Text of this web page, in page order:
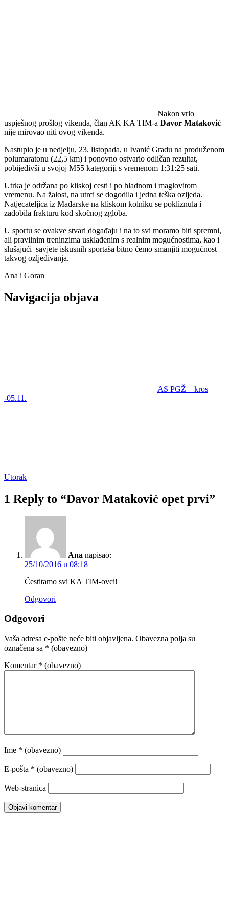
Nakon vrlo
uspješnog prošlog vikenda, član AK KA TIM-a Davor Mataković
nije mirovao niti ovog vikenda.
Nastupio je u nedjelju, 23. listopada, u Ivanić Gradu na produženom
polumaratonu (22,5 km) i ponovno ostvario odličan rezultat,
pobijedivši u svojoj M55 kategoriji s vremenom 1:31:25 sati.
Utrka je održana po kliskoj cesti i po hladnom i maglovitom
vremenu. Na žalost, na utrci se dogodila i jedna teška ozljeda.
Natjecateljica iz Mađarske na kliskom kolniku se pokliznula i
zadobila frakturu kod skočnog zgloba.
U sportu se ovakve stvari događaju i na to svi moramo biti spremni,
ali pravilnim treninzima usklađenim s realnim mogućnostima, kao i
slušajući savjete iskusnih sportaša bitno ćemo smanjiti mogućnost
takvog ozljeđivanja.
Ana i Goran
Navigacija objava
AS PGŽ – kros
-05.11.
Utorak
1 Reply to “Davor Mataković opet prvi”
Ana napisao:
25/10/2016 u 08:18
Čestitamo svi KA TIM-ovci!
Odgovori
Odgovori
Vaša adresa e-pošte neće biti objavljena. Obavezna polja su
označena sa * (obavezno)
Komentar * (obavezno)
Ime * (obavezno)
E-pošta * (obavezno)
Web-stranica